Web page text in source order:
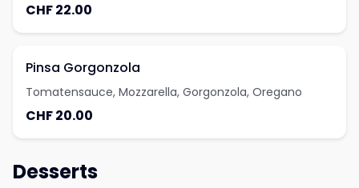
CHF 22.00
Pinsa Gorgonzola
Tomatensauce, Mozzarella, Gorgonzola, Oregano
CHF 20.00
Desserts